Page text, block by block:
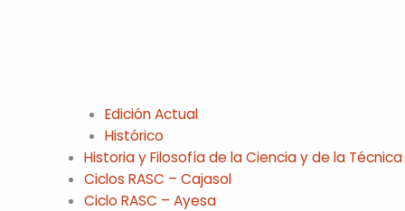
Edición Actual
Histórico
Historia y Filosofía de la Ciencia y de la Técnica
Ciclos RASC – Cajasol
Ciclo RASC – Ayesa